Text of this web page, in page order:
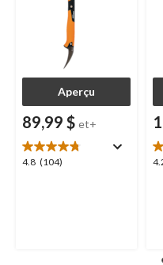
Aperçu
89,99 $ et+
4.8 (104)
4.8